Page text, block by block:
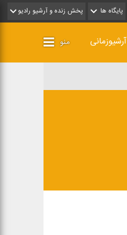
پایگاه ها پخش زنده و آرشیو رادیو
آرشیوزمانی منو